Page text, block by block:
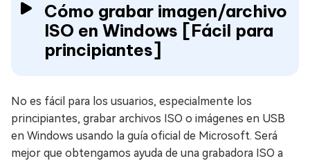
Cómo grabar imagen/archivo
ISO en Windows [Fácil para
principiantes]
No es fácil para los usuarios, especialmente los
principiantes, grabar archivos ISO o imágenes en USB
en Windows usando la guía oficial de Microsoft. Será
mejor que obtengamos ayuda de una grabadora ISO a